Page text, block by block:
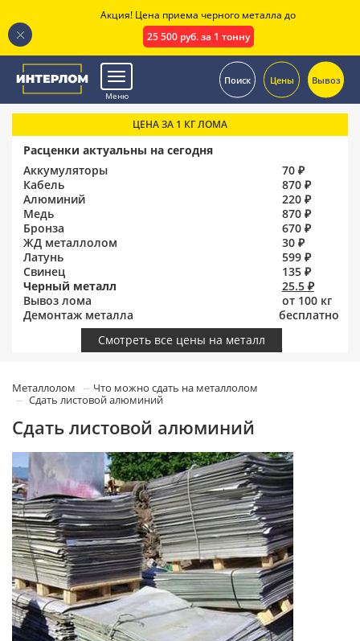
Меню
Поиск Цены Вывоз
ЦЕНА ЗА 1 КГ ЛОМА
Расценки актуальны на сегодня
Аккумуляторы
70 ₽
Кабель
870 ₽
Алюминий
220 ₽
Медь
870 ₽
Бронза
670 ₽
ЖД металлолом
30 ₽
Латунь
599 ₽
Свинец
135 ₽
Черный металл
25.5 ₽
Вывоз лома
от 100 кг
Демонтаж металла
бесплатно
Смотреть все цены на металл
Металлолом
Что можно сдать на металлолом
Сдать листовой алюминий
Сдать листовой алюминий
Акция! Цена приема черного металла до
25 500 руб. за 1 тонну
.